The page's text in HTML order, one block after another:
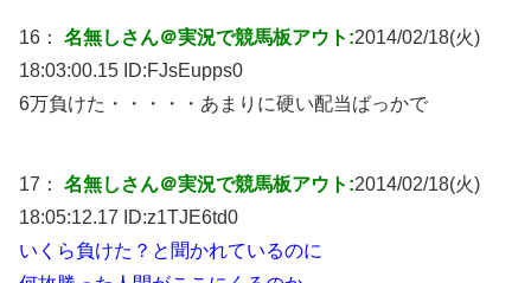
16： 名無しさん＠実況で競馬板アウト:2014/02/18(火)
18:03:00.15 ID:FJsEupps0
6万負けた・・・・・あまりに硬い配当ばっかで
17： 名無しさん＠実況で競馬板アウト:2014/02/18(火)
18:05:12.17 ID:z1TJE6td0
いくら負けた？と聞かれているのに